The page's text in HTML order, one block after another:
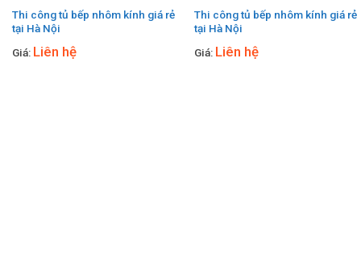
Thi công tủ bếp nhôm kính giá rẻ
tại Hà Nội
Giá: Liên hệ
Thi công tủ bếp nhôm kính giá rẻ
tại Hà Nội
Giá: Liên hệ